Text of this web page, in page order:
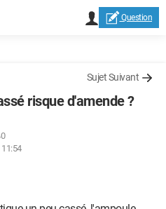
Question
Sujet Suivant
risque d'amende ?